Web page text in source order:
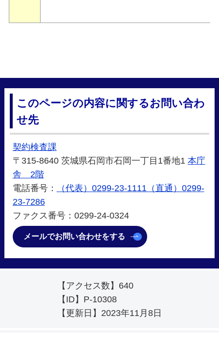
このページの内容に関するお問い合わ
せ先
契約検査課
〒315-8640 茨城県石岡市石岡一丁目1番地1 本庁
舎 2階
電話番号：
（代表）0299-23-1111（直通）0299-
23-7286
ファクス番号：0299-24-0324
メールでお問い合わせをする
【アクセス数】 640
【ID】 P-10308
【更新日】 2023年11月8日